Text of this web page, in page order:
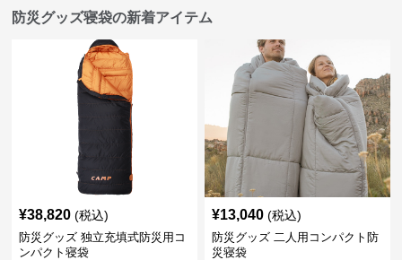
防災グッズ寝袋の新着アイテム
¥38,820 (税込)
防災グッズ 独立充填式防災用コ
ンパクト寝袋
¥13,040 (税込)
防災グッズ 二人用コンパクト防
災寝袋